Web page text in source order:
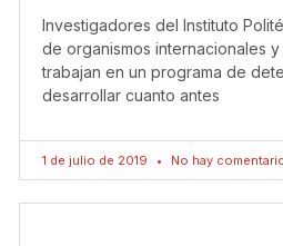
Investigadores del Instituto
de organismos internacionales y
trabajan en un programa de
desarrollar cuanto antes
1 de julio de 2019 No hay